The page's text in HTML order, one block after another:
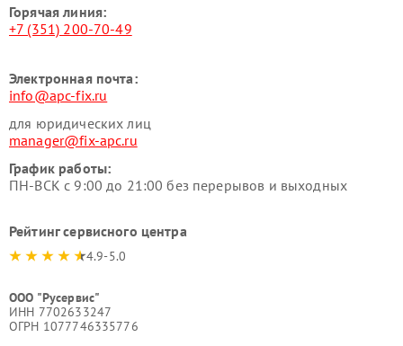
Горячая линия:
+7 (351) 200-70-49
Электронная почта:
info@apc-fix.ru
для юридических лиц
manager@fix-apc.ru
График работы:
ПН-ВСК с 9:00 до 21:00 без перерывов и выходных
Рейтинг сервисного центра
4.9-5.0
ООО "Русервис"
ИНН 7702633247
ОГРН 1077746335776